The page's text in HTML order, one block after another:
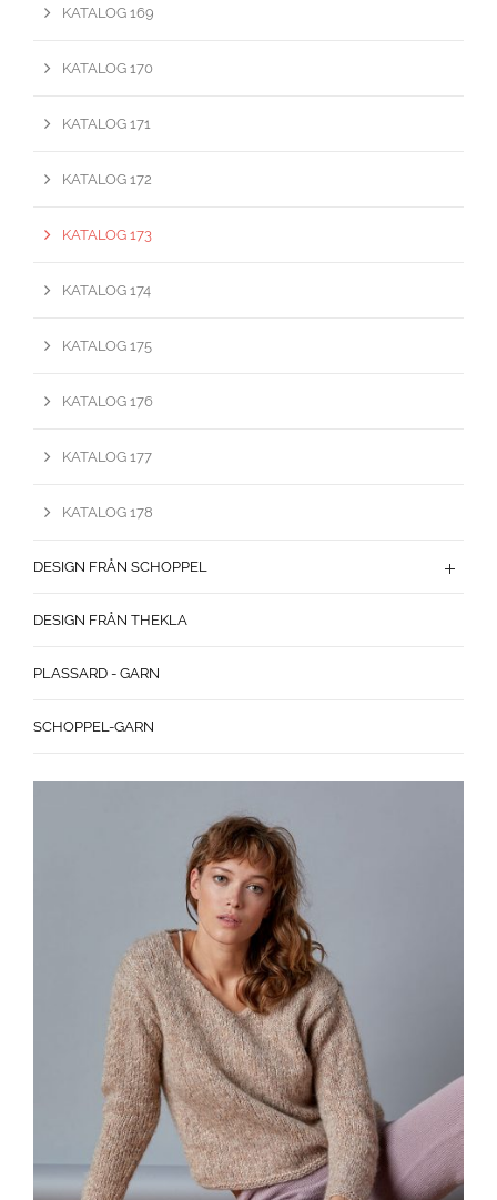
KATALOG 169
KATALOG 170
KATALOG 171
KATALOG 172
KATALOG 173
KATALOG 174
KATALOG 175
KATALOG 176
KATALOG 177
KATALOG 178
DESIGN FRÅN SCHOPPEL
DESIGN FRÅN THEKLA
PLASSARD - GARN
SCHOPPEL-GARN